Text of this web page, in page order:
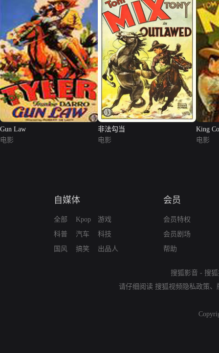
Gun Law
电影
非法勾当
电影
King
电影
自媒体
全部
科普
国风
Kpop
汽车
搞笑
游戏
科技
出品人
会员
会员特权
会员剧场
帮助
搜狐影音 - 搜
请仔细阅读 搜狐视频隐私政策、